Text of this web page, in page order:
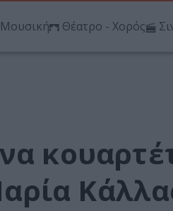
Μουσική Θέατρο - Χορός